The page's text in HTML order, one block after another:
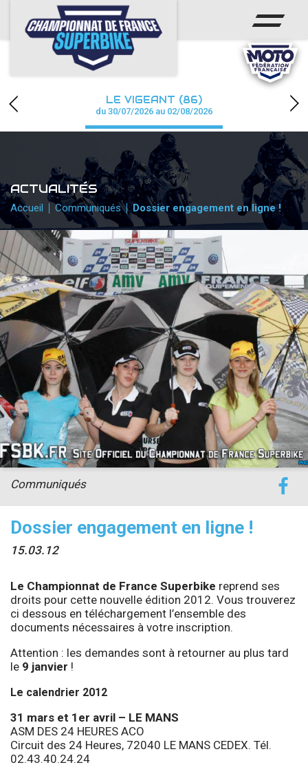
ACCUEIL
CHAMPIONNAT
CALENDRIER
PHOTOS / WEB TV
PARTENAIRES
PRESSE
PRESSE
accéder à la billetterie
LE VIGEANT (86)
du 30/07/2026 au 02/08/2026
ACTUALITÉS
Accueil Communiqués Dossier engagement en ligne !
Dossier engagement en ligne !
15.03.12
Communiqués
Le Championnat de France Superbike reprend ses
droits pour cette nouvelle édition 2012. Vous trouverez
ci dessous en téléchargement l’ensemble des
documents nécessaires à votre inscription.
Attention : les demandes sont à retourner au plus tard
le 9 janvier !
Le calendrier 2012
31 mars et 1er avril – LE MANS
ASM DES 24 HEURES ACO
Circuit des 24 Heures, 72040 LE MANS CEDEX. Tél.
02.43.40.24.24